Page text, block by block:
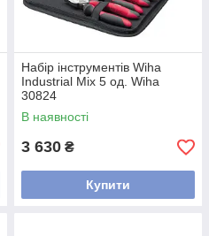
Набір інструментів Wiha
Industrial Mix 5 од. Wiha
30824
В наявності
3 630 ₴
Купити